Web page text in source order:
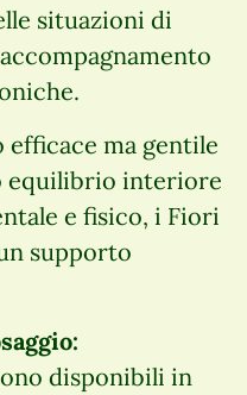
situazioni di
ma gentile
equilibrio interiore
e fisico, i Fiori
supporto
disponibili in